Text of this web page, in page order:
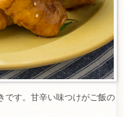
です。甘辛い味つけがご飯の